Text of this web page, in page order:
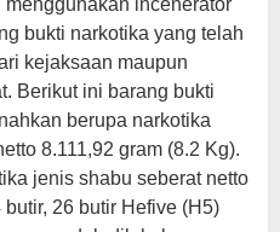
incenerator
bukti narkotika yang telah
kejaksaan maupun
Berikut ini barang bukti
berupa narkotika
8.111,92 gram (8.2 Kg).
jenis shabu seberat netto
26 butir Hefive (H5)